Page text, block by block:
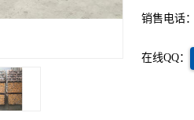
销售电话：
在线QQ：